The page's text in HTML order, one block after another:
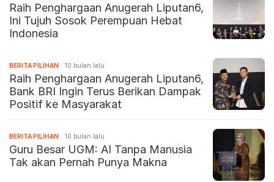
Raih Penghargaan Anugerah Liputan6,
Ini Tujuh Sosok Perempuan Hebat
Indonesia
BERITA PILIHAN 10 bulan lalu
Raih Penghargaan Anugerah Liputan6,
Bank BRI Ingin Terus Berikan Dampak
Positif ke Masyarakat
BERITA PILIHAN 10 bulan lalu
Guru Besar UGM: AI Tanpa Manusia
Tak akan Pernah Punya Makna